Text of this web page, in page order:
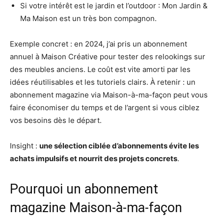
Si votre intérêt est le jardin et l’outdoor : Mon Jardin &
Ma Maison est un très bon compagnon.
Exemple concret : en 2024, j’ai pris un abonnement
annuel à Maison Créative pour tester des relookings sur
des meubles anciens. Le coût est vite amorti par les
idées réutilisables et les tutoriels clairs. À retenir : un
abonnement magazine via Maison-à-ma-façon peut vous
faire économiser du temps et de l’argent si vous ciblez
vos besoins dès le départ.
Insight : une sélection ciblée d’abonnements évite les
achats impulsifs et nourrit des projets concrets.
Pourquoi un abonnement
magazine Maison-à-ma-façon